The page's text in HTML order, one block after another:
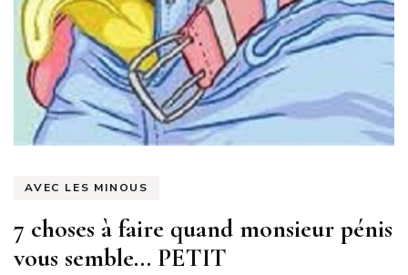
AVEC LES MINOUS
7 choses à faire quand monsieur pénis
vous semble… PETIT